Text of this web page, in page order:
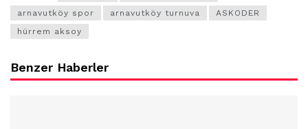
arnavutköy spor
arnavutköy turnuva
ASKODER
hürrem aksoy
Benzer Haberler